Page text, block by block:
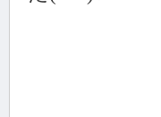
雪国には